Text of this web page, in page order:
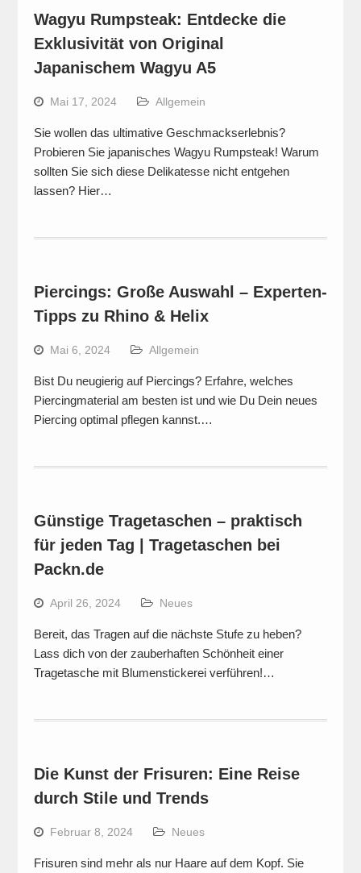
Wagyu Rumpsteak: Entdecke die
Exklusivität von Original
Japanischem Wagyu A5
Mai 17, 2024 Allgemein
Sie wollen das ultimative Geschmackserlebnis?
Probieren Sie japanisches Wagyu Rumpsteak! Warum
sollten Sie sich diese Delikatesse nicht entgehen
lassen? Hier…
Piercings: Große Auswahl – Experten-
Tipps zu Rhino & Helix
Mai 6, 2024 Allgemein
Bist Du neugierig auf Piercings? Erfahre, welches
Piercingmaterial am besten ist und wie Du Dein neues
Piercing optimal pflegen kannst.…
Günstige Tragetaschen – praktisch
für jeden Tag | Tragetaschen bei
Packn.de
April 26, 2024 Neues
Bereit, das Tragen auf die nächste Stufe zu heben?
Lass dich von der zauberhaften Schönheit einer
Tragetasche mit Blumenstickerei verführen!…
Die Kunst der Frisuren: Eine Reise
durch Stile und Trends
Februar 8, 2024 Neues
Frisuren sind mehr als nur Haare auf dem Kopf. Sie